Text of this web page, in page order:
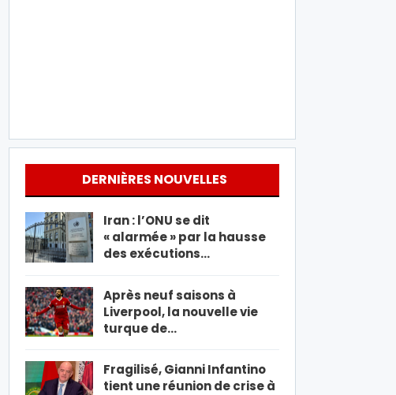
DERNIÈRES NOUVELLES
Iran : l’ONU se dit
« alarmée » par la hausse
des exécutions…
Après neuf saisons à
Liverpool, la nouvelle vie
turque de…
Fragilisé, Gianni Infantino
tient une réunion de crise à